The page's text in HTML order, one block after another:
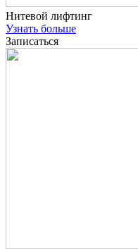
Нитевой лифтинг
Узнать больше
Записаться